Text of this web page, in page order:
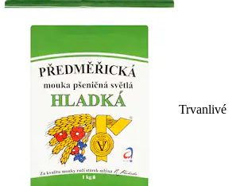
Trvanlivé